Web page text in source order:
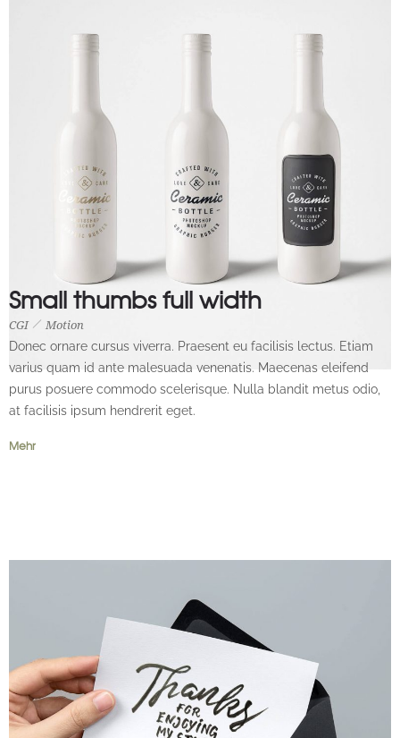
CGI Motion
Small thumbs full width
CGI Motion
Donec ornare cursus viverra. Praesent eu facilisis lectus. Etiam
varius quam id ante malesuada venenatis. Maecenas eleifend
purus posuere commodo scelerisque. Nulla blandit metus odio,
at facilisis ipsum hendrerit eget.
Mehr